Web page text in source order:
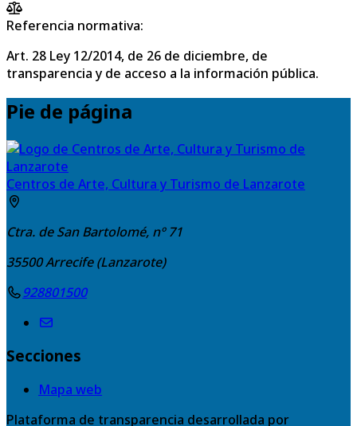
Referencia normativa:
Art. 28 Ley 12/2014, de 26 de diciembre, de
transparencia y de acceso a la información pública.
Pie de página
Centros de Arte, Cultura y Turismo de Lanzarote
Ctra. de San Bartolomé, nº 71
35500Arrecife (Lanzarote)
928801500
Secciones
Mapa web
Plataforma de transparencia desarrollada por